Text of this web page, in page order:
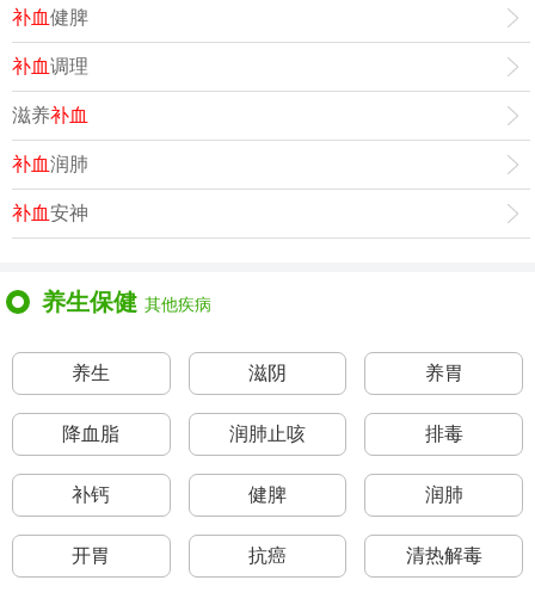
补血健脾
补血调理
滋养补血
补血润肺
补血安神
养生保健 其他疾病
养生 滋阴 养胃
降血脂 润肺止咳 排毒
补钙 健脾 润肺
开胃 抗癌 清热解毒